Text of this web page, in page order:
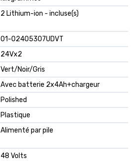
‎2 Lithium-ion - incluse(s)
‎01-02405307UDVT
‎24Vx2
‎Vert/Noir/Gris
‎Avec batterie 2x4Ah+chargeur
‎Polished
‎Plastique
‎Alimenté par pile
‎48 Volts